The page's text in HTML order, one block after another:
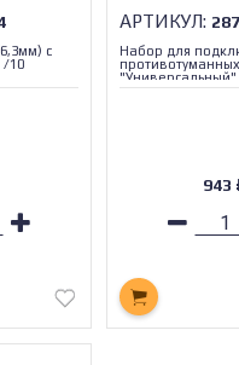
с
/10
АРТИКУЛ:
Набор для
"Универсальный"
943